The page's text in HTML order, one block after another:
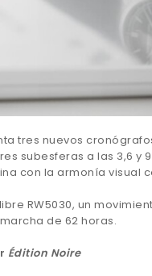
tres nuevos
subesferas a las 3,6
con la armonía visual
RW5030, un
de 62 horas.
Édition Noire